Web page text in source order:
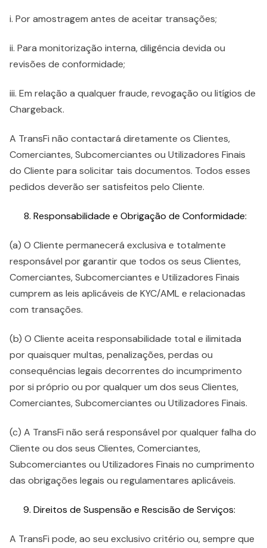
i. Por amostragem antes de aceitar transações;
ii. Para monitorização interna, diligência devida ou
revisões de conformidade;
iii. Em relação a qualquer fraude, revogação ou litígios de
Chargeback.
A TransFi não contactará diretamente os Clientes,
Comerciantes, Subcomerciantes ou Utilizadores Finais
do Cliente para solicitar tais documentos. Todos esses
pedidos deverão ser satisfeitos pelo Cliente.
Responsabilidade e Obrigação de Conformidade:
(a) O Cliente permanecerá exclusiva e totalmente
responsável por garantir que todos os seus Clientes,
Comerciantes, Subcomerciantes e Utilizadores Finais
cumprem as leis aplicáveis de KYC/AML e relacionadas
com transações.
(b) O Cliente aceita responsabilidade total e ilimitada
por quaisquer multas, penalizações, perdas ou
consequências legais decorrentes do incumprimento
por si próprio ou por qualquer um dos seus Clientes,
Comerciantes, Subcomerciantes ou Utilizadores Finais.
(c) A TransFi não será responsável por qualquer falha do
Cliente ou dos seus Clientes, Comerciantes,
Subcomerciantes ou Utilizadores Finais no cumprimento
das obrigações legais ou regulamentares aplicáveis.
Direitos de Suspensão e Rescisão de Serviços:
A TransFi pode, ao seu exclusivo critério ou, sempre que